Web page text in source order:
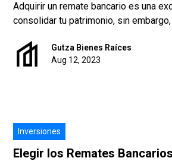
Adquirir un remate bancario es una
consolidar tu patrimonio, sin
hora de hacer una inversión. Por ello,
siguientes puntos.
Gutza Bienes Raíces
Aug 12, 2023
Inversiones
Elegir los Remates